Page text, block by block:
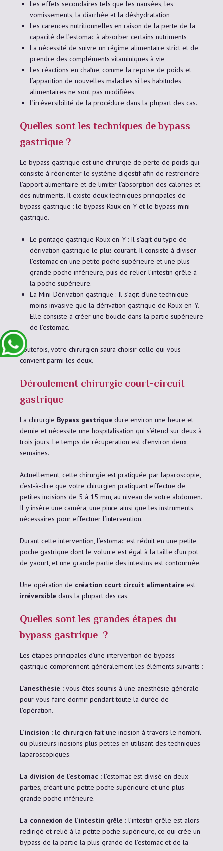
Les effets secondaires tels que les nausées, les
vomissements, la diarrhée et la déshydratation
Les carences nutritionnelles en raison de la perte de la
capacité de l’estomac à absorber certains nutriments
La nécessité de suivre un régime alimentaire strict et de
prendre des compléments vitaminiques à vie
Les réactions en chaîne, comme la reprise de poids et
l’apparition de nouvelles maladies si les habitudes
alimentaires ne sont pas modifiées
L’irréversibilité de la procédure dans la plupart des cas.
Quelles sont les techniques de bypass
gastrique ?
Le bypass gastrique est une chirurgie de perte de poids qui
consiste à réorienter le système digestif afin de restreindre
l’apport alimentaire et de limiter l’absorption des calories et
des nutriments. Il existe deux techniques principales de
bypass gastrique : le bypass Roux-en-Y et le bypass mini-
gastrique.
Le pontage gastrique Roux-en-Y : Il s’agit du type de
dérivation gastrique le plus courant. Il consiste à diviser
l’estomac en une petite poche supérieure et une plus
grande poche inférieure, puis de relier l’intestin grêle à
la poche supérieure.
La Mini-Dérivation gastrique : Il s’agit d’une technique
moins invasive que la dérivation gastrique de Roux-en-Y.
Elle consiste à créer une boucle dans la partie supérieure
de l’estomac.
Toutefois, votre chirurgien saura choisir celle qui vous
convient parmi les deux.
Déroulement chirurgie court-circuit
gastrique
La chirurgie Bypass gastrique dure environ une heure et
demie et nécessite une hospitalisation qui s’étend sur deux à
trois jours. Le temps de récupération est d’environ deux
semaines.
Actuellement, cette chirurgie est pratiquée par laparoscopie,
c’est-à-dire que votre chirurgien pratiquant effectue de
petites incisions de 5 à 15 mm, au niveau de votre abdomen.
Il y insère une caméra, une pince ainsi que les instruments
nécessaires pour effectuer l’intervention.
Durant cette intervention, l’estomac est réduit en une petite
poche gastrique dont le volume est égal à la taille d’un pot
de yaourt, et une grande partie des intestins est contournée.
Une opération de création court circuit alimentaire est
irréversible dans la plupart des cas.
Quelles sont les grandes étapes du
bypass gastrique ?
Les étapes principales d’une intervention de bypass
gastrique comprennent généralement les éléments suivants :
L’anesthésie : vous êtes soumis à une anesthésie générale
pour vous faire dormir pendant toute la durée de
l’opération.
L’incision : le chirurgien fait une incision à travers le nombril
ou plusieurs incisions plus petites en utilisant des techniques
laparoscopiques.
La division de l’estomac : l’estomac est divisé en deux
parties, créant une petite poche supérieure et une plus
grande poche inférieure.
La connexion de l’intestin grêle : l’intestin grêle est alors
redirigé et relié à la petite poche supérieure, ce qui crée un
bypass de la partie la plus grande de l’estomac et de la